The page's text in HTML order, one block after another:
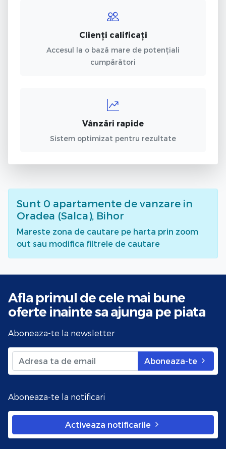
Clienți calificați
Accesul la o bază mare de potențiali
cumpărători
Vânzări rapide
Sistem optimizat pentru rezultate
Sunt 0 apartamente de vanzare in
Oradea (Salca), Bihor
Mareste zona de cautare pe harta prin zoom
out sau modifica filtrele de cautare
Afla primul de cele mai bune
oferte inainte sa ajunga pe piata
Aboneaza-te la newsletter
Aboneaza-te
Aboneaza-te la notificari
Activeaza notificarile